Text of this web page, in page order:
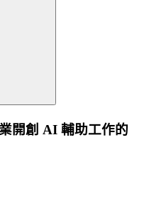
開創 AI 輔助工作的